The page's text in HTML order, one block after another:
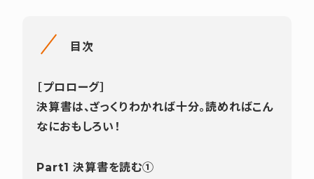
目次
［プロローグ］
決算書は、ざっくりわかれば十分。読めればこん
なにおもしろい！
Part1 決算書を読む①